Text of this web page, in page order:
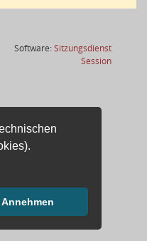
Annehmen
Software:Sitzungsdienst
Session(Wird in